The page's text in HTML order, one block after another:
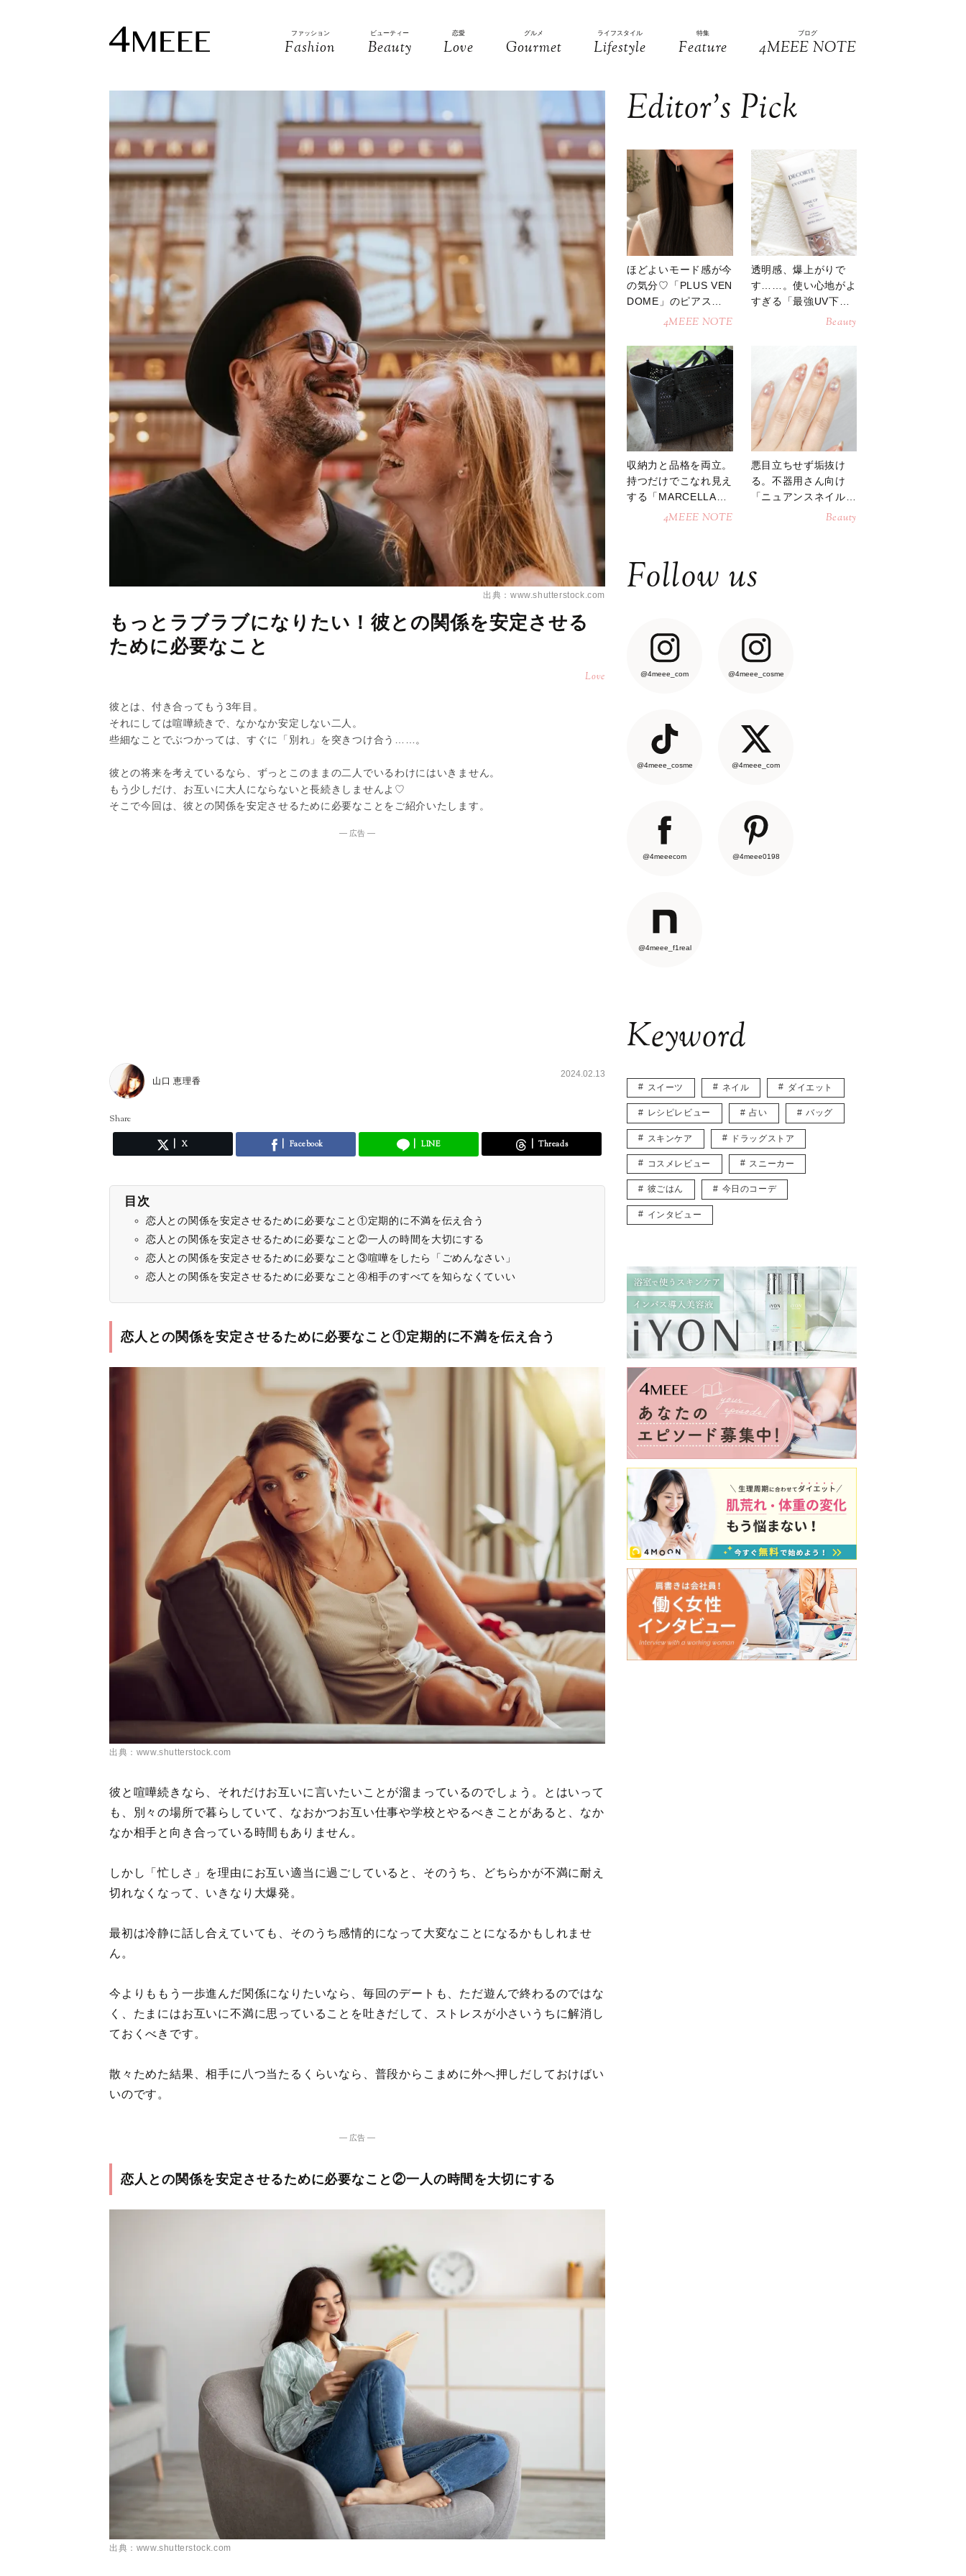
ファッション
Fashion
ビューティー
Beauty
恋愛
Love
グルメ
Gourmet
ライフスタイル
Lifestyle
特集
Feature
ブログ
4MEEE NOTE
出典：www.shutterstock.com
もっとラブラブになりたい！彼との関係を安定させる
ために必要なこと
Love
彼とは、付き合ってもう3年目。
それにしては喧嘩続きで、なかなか安定しない二人。
些細なことでぶつかっては、すぐに「別れ」を突きつけ合う……。
彼との将来を考えているなら、ずっとこのままの二人でいるわけにはいきません。
もう少しだけ、お互いに大人にならないと長続きしませんよ♡
そこで今回は、彼との関係を安定させるために必要なことをご紹介いたします。
― 広告 ―
山口 恵理香
2024.02.13
Share
X Facebook LINE Threads
目次
恋人との関係を安定させるために必要なこと①定期的に不満を伝え合う
恋人との関係を安定させるために必要なこと②一人の時間を大切にする
恋人との関係を安定させるために必要なこと③喧嘩をしたら「ごめんなさい」
恋人との関係を安定させるために必要なこと④相手のすべてを知らなくていい
恋人との関係を安定させるために必要なこと①定期的に不満を伝え合う
出典：www.shutterstock.com
彼と喧嘩続きなら、それだけお互いに言いたいことが溜まっているのでしょう。とはいって
も、別々の場所で暮らしていて、なおかつお互い仕事や学校とやるべきことがあると、なか
なか相手と向き合っている時間もありません。
しかし「忙しさ」を理由にお互い適当に過ごしていると、そのうち、どちらかが不満に耐え
切れなくなって、いきなり大爆発。
最初は冷静に話し合えていても、そのうち感情的になって大変なことになるかもしれませ
ん。
今よりももう一歩進んだ関係になりたいなら、毎回のデートも、ただ遊んで終わるのではな
く、たまにはお互いに不満に思っていることを吐きだして、ストレスが小さいうちに解消し
ておくべきです。
散々ためた結果、相手に八つ当たるくらいなら、普段からこまめに外へ押しだしておけばい
いのです。
― 広告 ―
恋人との関係を安定させるために必要なこと②一人の時間を大切にする
出典：www.shutterstock.com
Editor’s Pick
ほどよいモード感が今
の気分♡「PLUS VEN
DOME」のピアスが
4MEEE NOTE
透明感、爆上がりで
す……。使い心地がよ
すぎる「最強UV下
Beauty
収納力と品格を両立。
持つだけでこなれ見え
する「MARCELLAト
ートバッグ」4MEEE NOTE
悪目立ちせず垢抜け
る。不器用さん向け
「ニュアンスネイル」
Beauty
Follow us
@4meee_com @4meee_cosme
@4meee_cosme @4meee_com
@4meeecom @4meee0198
@4meee_f1real
Keyword
スイーツ ネイル ダイエット
レシピレビュー 占い バッグ
スキンケア ドラッグストア
コスメレビュー スニーカー
彼ごはん 今日のコーデ
インタビュー